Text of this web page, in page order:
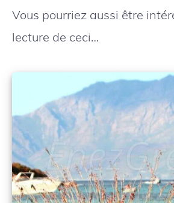
Vous pourriez aussi être
lecture de ceci…